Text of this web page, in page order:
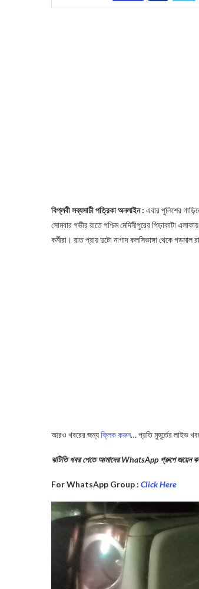
বিপ্লবী সব্যসাচী পত্রিকা অনলাইন : এবার পুলিশের
সোমবার গভীর রাতে পশ্চিম মেদিনীপুরের পিড়াকাটা
কর্মীরা। রাত প্রায় দুটো নাগাদ কলসিভাঙ্গা থেকে
আরও খবরের জন্যক্লিক করুন… প্রতি মুহূর্তের লাইভ
ঝটিতি খবর পেতে আমাদের WhatsApp গ্রুপে জয়েন
For WhatsApp Group : Click Here